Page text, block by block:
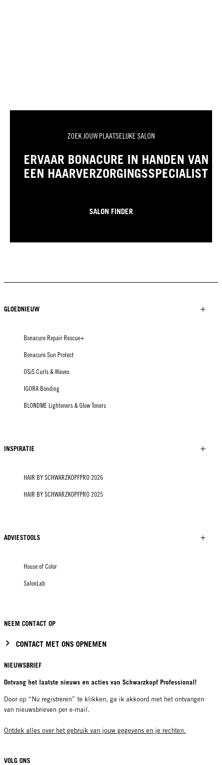
ZOEK JOUW PLAATSELIJKE SALON
ERVAAR BONACURE IN HANDEN VAN
EEN HAARVERZORGINGSSPECIALIST
SALON FINDER
GLOEDNIEUW
Bonacure Repair Rescue+
Bonacure Sun Protect
OSiS Curls & Waves
IGORA Bonding
BLONDME Lighteners & Glow Toners
INSPIRATIE
HAIR BY SCHWARZKOPFPRO 2026
HAIR BY SCHWARZKOPFPRO 2025
ADVIESTOOLS
House of Color
SalonLab
NEEM CONTACT OP
CONTACT MET ONS OPNEMEN
NIEUWSBRIEF
Ontvang het laatste nieuws en acties van Schwarzkopf Professional!
Door op “Nu registreren” te klikken, ga ik akkoord met het ontvangen
van nieuwsbrieven per e-mail.
Ontdek alles over het gebruik van jouw gegevens en je rechten.
VOLG ONS